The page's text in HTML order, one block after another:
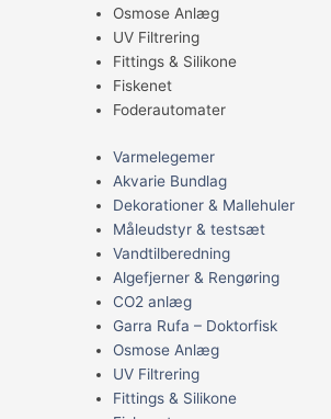
Osmose Anlæg
UV Filtrering
Fittings & Silikone
Fiskenet
Foderautomater
Varmelegemer
Akvarie Bundlag
Dekorationer & Mallehuler
Måleudstyr & testsæt
Vandtilberedning
Algefjerner & Rengøring
CO2 anlæg
Garra Rufa – Doktorfisk
Osmose Anlæg
UV Filtrering
Fittings & Silikone